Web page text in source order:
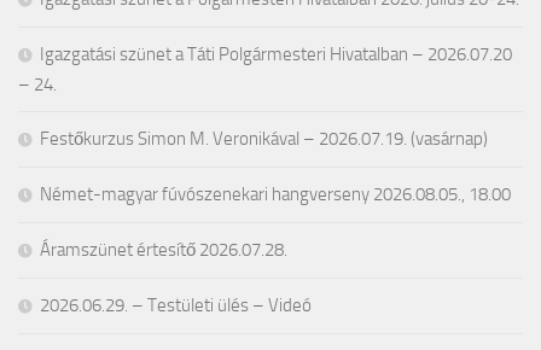
Igazgatási szünet a Táti Polgármesteri Hivatalban – 2026.07.20
– 24.
Festőkurzus Simon M. Veronikával – 2026.07.19. (vasárnap)
Német-magyar fúvószenekari hangverseny 2026.08.05., 18.00
Áramszünet értesítő 2026.07.28.
2026.06.29. – Testületi ülés – Videó